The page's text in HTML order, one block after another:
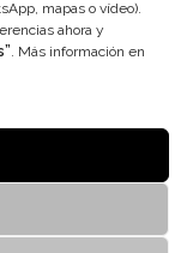
mapas o vídeo).
ahora y
. Más información en
error